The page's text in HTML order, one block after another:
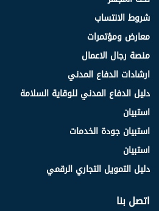
شروط الانتساب
معارض ومؤتمرات
منصة رجال الاعمال
ارشادات الدفاع المدني
دليل الدفاع المدني للوقاية السلامة
استبيان
استبيان جودة الخدمات
استبيان
دليل التمويل التجاري الرقمي
اتصل بنا